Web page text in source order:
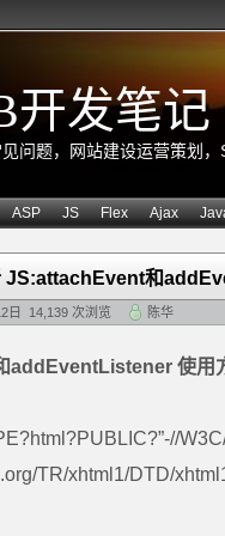
开发笔记
问题，网站建设运营策划
ASP JS Flex Ajax
JS:attachEvent和
日 14,139 次浏览 陈华
addEventListener 使用
TR/xhtml1/DTD/